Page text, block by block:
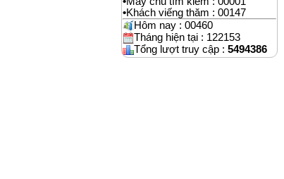
•Khách viếng thăm : 00147
Hôm nay : 00460
Tháng hiện tại : 122153
Tổng lượt truy cập : 5494386